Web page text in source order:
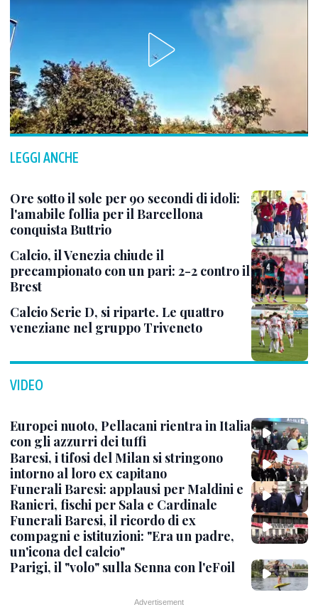
LEGGI ANCHE
Ore sotto il sole per 90 secondi di idoli:
l'amabile follia per il Barcellona
conquista Buttrio
Calcio, il Venezia chiude il
precampionato con un pari: 2-2 contro il
Brest
Calcio Serie D, si riparte. Le quattro
veneziane nel gruppo Triveneto
VIDEO
Europei nuoto, Pellacani rientra in Italia
con gli azzurri dei tuffi
Baresi, i tifosi del Milan si stringono
intorno al loro ex capitano
Funerali Baresi: applausi per Maldini e
Ranieri, fischi per Sala e Cardinale
Funerali Baresi, il ricordo di ex
compagni e istituzioni: "Era un padre,
un'icona del calcio"
Parigi, il "volo" sulla Senna con l'eFoil